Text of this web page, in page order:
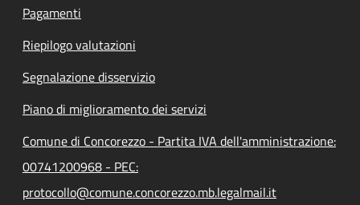
Pagamenti
Riepilogo valutazioni
Segnalazione disservizio
Piano di miglioramento dei servizi
Comune di Concorezzo - Partita IVA dell'amministrazione:
00741200968 - PEC:
protocollo@comune.concorezzo.mb.legalmail.it